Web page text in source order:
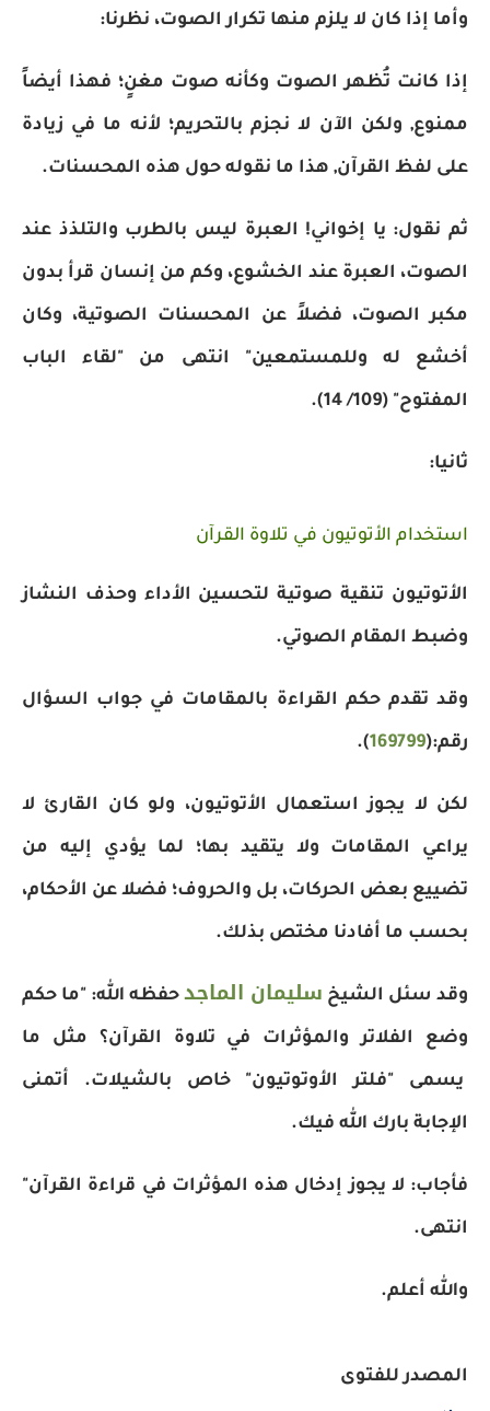
وأما إذا كان لا يلزم منها تكرار الصوت، نظرنا:
إذا كانت تُظهر الصوت وكأنه صوت مغنٍ؛ فهذا أيضاً
ممنوع, ولكن الآن لا نجزم بالتحريم؛ لأنه ما في زيادة
على لفظ القرآن, هذا ما نقوله حول هذه المحسنات.
ثم نقول: يا إخواني! العبرة ليس بالطرب والتلذذ عند
الصوت، العبرة عند الخشوع، وكم من إنسان قرأ بدون
مكبر الصوت، فضلاً عن المحسنات الصوتية، وكان
أخشع له وللمستمعين" انتهى من "لقاء الباب
المفتوح" (109/ 14).
ثانيا:
استخدام الأتوتيون في تلاوة القرآن
الأتوتيون تنقية صوتية لتحسين الأداء وحذف النشاز
وضبط المقام الصوتي.
وقد تقدم حكم القراءة بالمقامات في جواب السؤال
رقم:(169799
).
لكن لا يجوز استعمال الأتوتيون، ولو كان القارئ لا
يراعي المقامات ولا يتقيد بها؛ لما يؤدي إليه من
تضييع بعض الحركات، بل والحروف؛ فضلا عن الأحكام،
بحسب ما أفادنا مختص بذلك.
وقد سئل الشيخ سليمان الماجد حفظه الله: "ما حكم
وضع الفلاتر والمؤثرات في تلاوة القرآن؟ مثل ما
يسمى "فلتر الأوتوتيون" خاص بالشيلات. أتمنى
الإجابة بارك الله فيك.
فأجاب: لا يجوز إدخال هذه المؤثرات في قراءة القرآن"
انتهى.
والله أعلم.
المصدر للفتوى